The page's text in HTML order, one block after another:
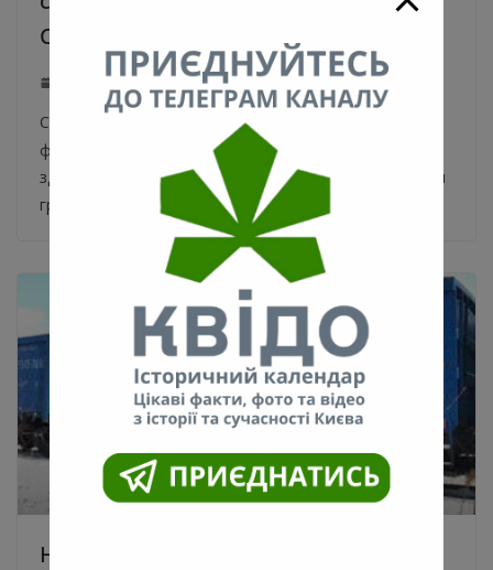
COVID-19
18.01.2021 0
Списки на вакцинацию необходимо подготовить к 10
февраля. Руководителям коммунальных учреждений
здравоохранения в Киеве поручили составить списки
граждан, входящих в
На железнодорожной станции в